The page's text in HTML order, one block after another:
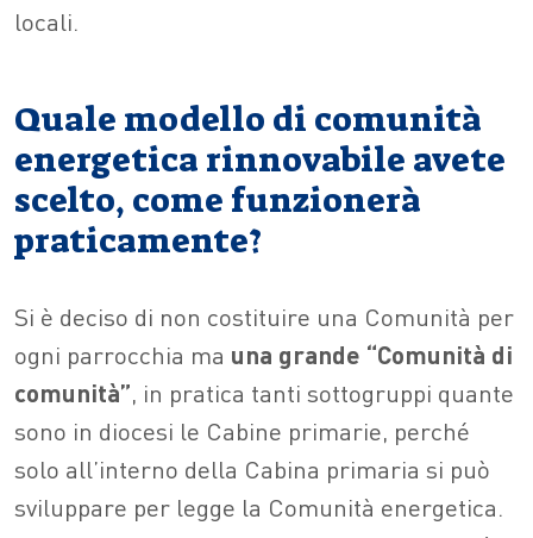
locali.
Quale modello di comunità
energetica rinnovabile avete
scelto, come funzionerà
praticamente?
Si è deciso di non costituire una Comunità per
ogni parrocchia ma una grande “Comunità di
comunità”, in pratica tanti sottogruppi quante
sono in diocesi le Cabine primarie, perché
solo all’interno della Cabina primaria si può
sviluppare per legge la Comunità energetica.